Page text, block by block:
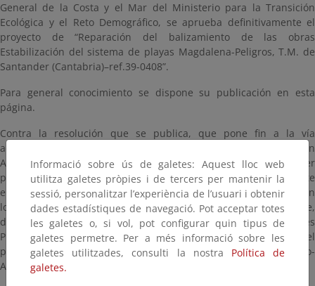
General de la Costa y el Mar del Ministerio para la Transición
Ecológica y el Reto Demográfico, se aprueba definitivamente el
proyecto de “Reparación del balizamiento de las obras
Estabilización del sistema de playas Magdalena-Peligros, T.M. de
Santander (Cantabria)–ref.39-0408”.
Para general conocimiento se dispone su publicación en esta
página.
Contra la resolución que se publica, que pone fin a la vía
administrativa, los interesados en el expediente que no sean
Administraciones Públicas, podrán interponer con carácter
potestativo, recurso de reposición en el plazo de un (1) mes ante
el Secretario de Estado de Medio Ambiente, de conformidad con
lo establecido en el artículo 123 de la Ley 39/2015 de 1 de octubre,
del Procedimiento Administrativo Común de las Administraciones
Públicas, o directamente recurso contencioso administrativo, en el
plazo de dos (2) meses, ante la Sala de lo Contencioso-
Administrativo de la Audiencia Nacional.
Informació sobre ús de galetes: Aquest lloc web
utilitza galetes pròpies i de tercers per mantenir la
sessió, personalitzar l’experiència de l’usuari i obtenir
dades estadístiques de navegació. Pot acceptar totes
les galetes o, si vol, pot configurar quin tipus de
galetes permetre. Per a més informació sobre les
galetes utilitzades, consulti la nostra Política de
galetes.